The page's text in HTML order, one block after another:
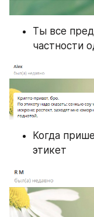
Ты все
частности
Когда
этикет